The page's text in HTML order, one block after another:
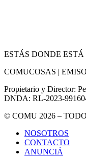
ESTÁS DONDE
COMUCOSAS |
Propietario y Director:
DNDA: RL-2023-
© COMU 2026 –
NOSOTROS
CONTACTO
ANUNCIÁ